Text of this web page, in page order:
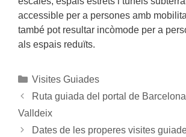
accessible per a persones amb
també pot resultar incòmode per a
als espais reduïts.
Categories
Visites Guiades
Ruta guiada del portal de
Valldeix
Dates de les properes visites